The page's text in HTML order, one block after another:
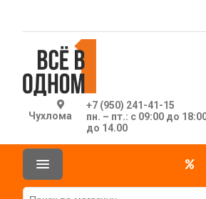
Чухлома
+7 (950) 241-41-15
пн. – пт.: с 09:00 до
до 14.00